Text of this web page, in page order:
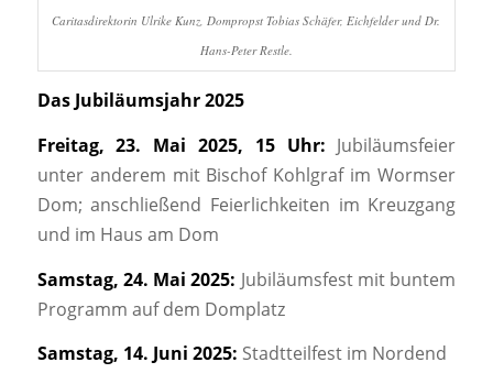
Caritasdirektorin Ulrike Kunz, Dompropst Tobias Schäfer, Eichfelder und Dr.
Hans-Peter Restle.
Das Jubiläumsjahr 2025
Freitag, 23. Mai 2025, 15 Uhr: Jubiläumsfeier
unter anderem mit Bischof Kohlgraf im Wormser
Dom; anschließend Feierlichkeiten im Kreuzgang
und im Haus am Dom
Samstag, 24. Mai 2025: Jubiläumsfest mit buntem
Programm auf dem Domplatz
Samstag, 14. Juni 2025: Stadtteilfest im Nordend